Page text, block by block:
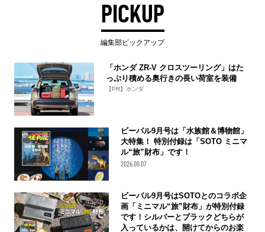
PICKUP
編集部ピックアップ
「ホンダ ZR-V クロスツーリング」はた
っぷり積める奥行きの長い荷室を装備
【PR】ホンダ
ビーパル9月号は「水族館＆博物館」
大特集！ 特別付録は「SOTO ミニマ
ル“旅”財布」です！
2026.08.07
ビーパル9月号はSOTOとのコラボ企
画「ミニマル“旅”財布」が特別付録
です！シルバーとブラックどちらが
入っているかは、開けてからのお楽